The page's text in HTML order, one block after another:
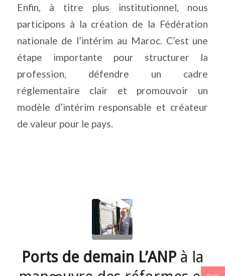
Enfin, à titre plus institutionnel, nous
participons à la création de la Fédération
nationale de l’intérim au Maroc. C’est une
étape importante pour structurer la
profession, défendre un cadre
réglementaire clair et promouvoir un
modèle d’intérim responsable et créateur
de valeur pour le pays.
Ports de demain L’ANP à la